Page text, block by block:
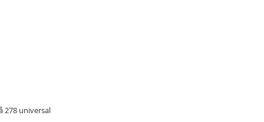
278 universal
dottern välja... Vilken service!!